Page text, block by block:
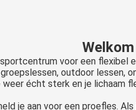
voor een flexibel
outdoor lessen,
weer écht sterk en je lichaam
je aan voor een proefles.